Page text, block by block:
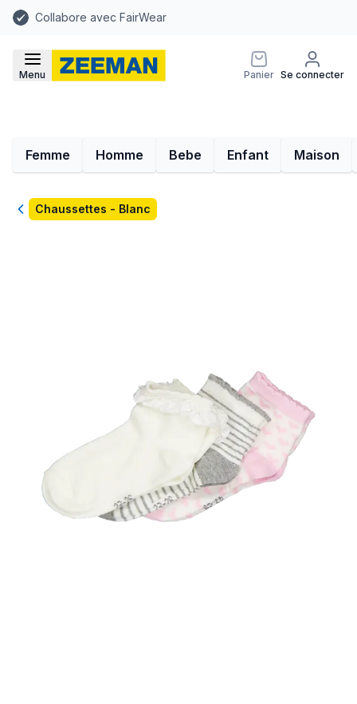
Collabore avec FairWear
Menu Panier Se connecter
Femme Homme Bebe Enfant Maison
RetourChaussettes - Blanc